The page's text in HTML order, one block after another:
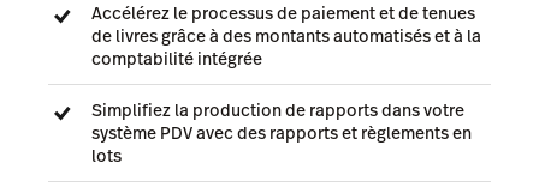
Accélérez le processus de paiement et de tenues
de livres grâce à des montants automatisés et à la
comptabilité intégrée
Simplifiez la production de rapports dans votre
système PDV avec des rapports et règlements en
lots